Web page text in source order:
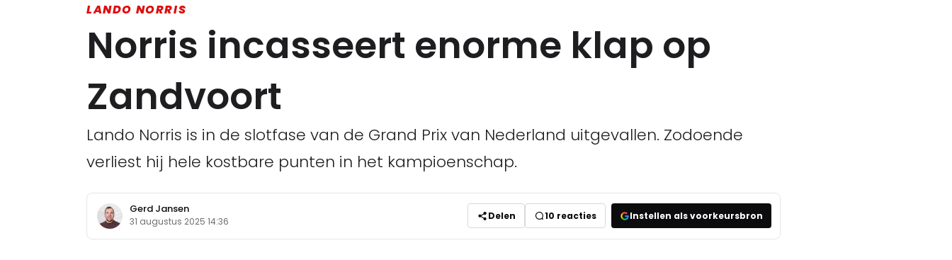
LANDO NORRIS
Norris incasseert enorme klap op
Zandvoort
Lando Norris is in de slotfase van de Grand Prix van Nederland uitgevallen. Zodoende
verliest hij hele kostbare punten in het kampioenschap.
Gerd Jansen
31 augustus 2025 14:36 Delen 10 reacties Instellen als voorkeursbron